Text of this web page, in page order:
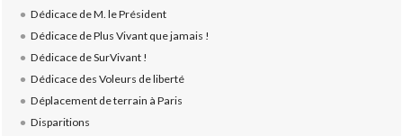
Dédicace de M. le Président
Dédicace de Plus Vivant que jamais !
Dédicace de SurVivant !
Dédicace des Voleurs de liberté
Déplacement de terrain à Paris
Disparitions